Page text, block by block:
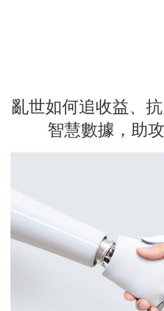
亂世如何追收益、
智慧數據，助